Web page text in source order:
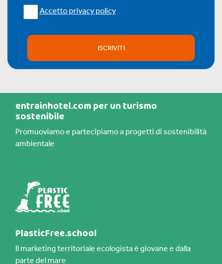
Accetto privacy policy
ISCRIVITI
entrainhotel.com per un turismo
sostenibile
Promuoviamo e partecipiamo a progetti di sostenibilità
ambientale
PlasticFree.school
Il marketing territoriale ecologista è giovane e dalla
parte del mare